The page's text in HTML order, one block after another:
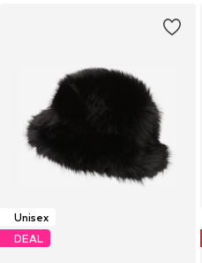
Unisex
DEAL